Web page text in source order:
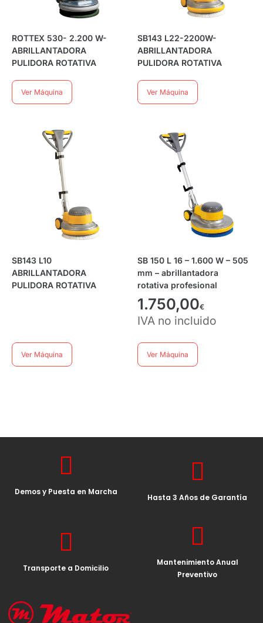
ROTTEX 530- 2.200 W-
ABRILLANTADORA
PULIDORA ROTATIVA
Ver Máquina
SB143 L22-2200W-
ABRILLANTADORA
PULIDORA ROTATIVA
Ver Máquina
SB143 L10
ABRILLANTADORA
PULIDORA ROTATIVA
Ver Máquina
SB 150 L 16 – 1.600 W – 505
mm – abrillantadora
rotativa profesional
1.750,00€
IVA no incluido
Ver Máquina
Demos y Puesta en Marcha
Hasta 3 Años de Garantía
Transporte a Domicilio
Mantenimiento Anual
Preventivo